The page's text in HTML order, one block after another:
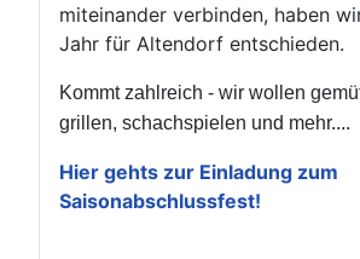
miteinander verbinden, haben
Jahr für Altendorf entschieden.
Kommt zahlreich - wir wollen
grillen, schachspielen und mehr....
Hier gehts zur Einladung zum
Saisonabschlussfest!